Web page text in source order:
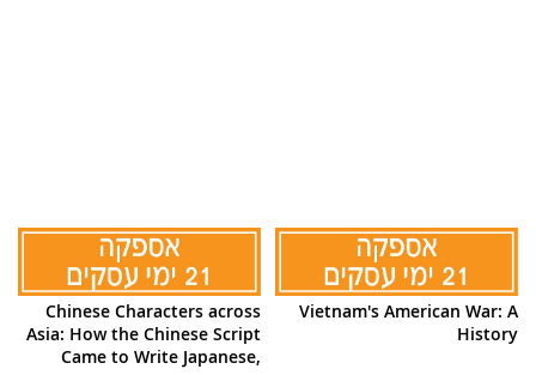
Vietnam's American War: A
History
Chinese Characters across
Asia: How the Chinese Script
Came to Write Japanese,